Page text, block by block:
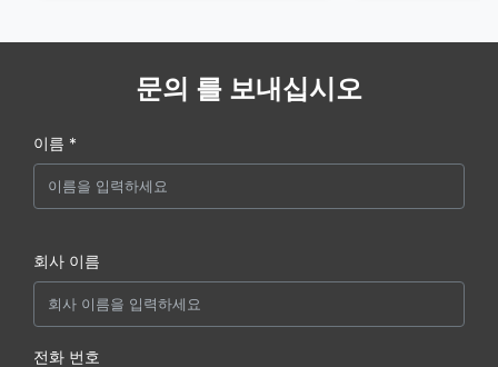
문의 를 보내십시오
이름 *
회사 이름
전화 번호